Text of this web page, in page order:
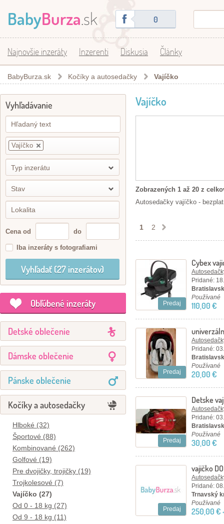
BabyBurza.sk 0
Najnovšie inzeráty Inzerenti Diskusia Články
BabyBurza.sk Kočíky a autosedačky Vajíčko
Vyhľadávanie
Vajíčko
Typ inzerátu
Stav
Cena od do
Iba inzeráty s fotografiami
Obľúbené inzeráty
Detské oblečenie
Dámske oblečenie
Pánske oblečenie
Kočíky a autosedačky
Hlboké (32)
Športové (88)
Kombinované (262)
Golfové (19)
Pre dvojičky, trojičky (19)
Trojkolesové (7)
Vajíčko (27)
Od 0 - 18 kg (27)
Od 9 - 18 kg (11)
Vajíčko
Zobrazených 1 až 20 z
Autosedačky vajíčko -
1 2
Predaj
Cybex
Pridané:
Používané
110,00 €
Predaj
do vajíčka
Pridané:
Používané
20,00 €
Predaj
Detske
Pridané:
Používané
30,00 €
Predaj
vajičko
Pridané:
Trnavský
Používané
250,00 €